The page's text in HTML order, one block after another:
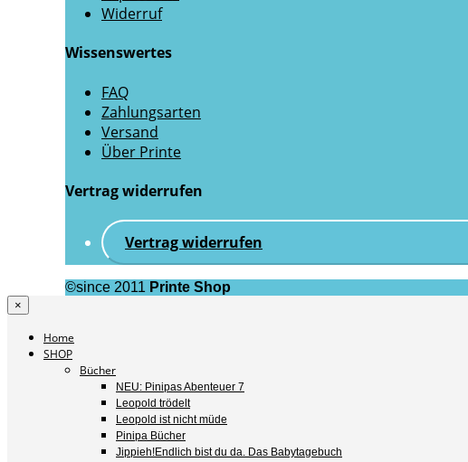
Widerruf
Wissenswertes
FAQ
Zahlungsarten
Versand
Über Printe
Vertrag widerrufen
Vertrag widerrufen
©since 2011 Printe Shop
×
Home
SHOP
Bücher
NEU: Pinipas Abenteuer 7
Leopold trödelt
Leopold ist nicht müde
Pinipa Bücher
Jippieh!Endlich bist du da. Das Babytagebuch